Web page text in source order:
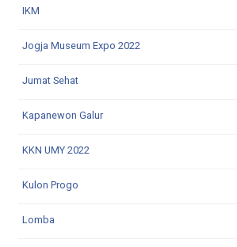
IKM
Jogja Museum Expo 2022
Jumat Sehat
Kapanewon Galur
KKN UMY 2022
Kulon Progo
Lomba